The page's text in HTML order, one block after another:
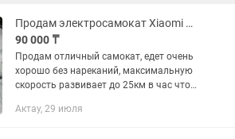
Продам электросамокат Xiaomi Scooter 4 Рго черный
90 000 ₸
Продам отличный самокат, едет очень
хорошо без нареканий, максимальную
скорость развивает до 25км в час что
успеваешь среагировать и
Актау, 29 июля